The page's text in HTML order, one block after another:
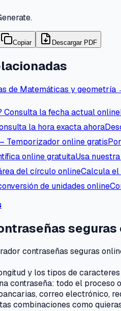
Copiar Descargar PDF
de Matemáticas y geometría
Consulta la fecha actual online
la hora exacta ahora
Temporizador online gratis
online gratuitaUsa
del círculo onlineCalcula el
de unidades online
contraseñas seguras
y los tipos de
contraseña: todo el proceso
correo electrónico,
combinaciones como